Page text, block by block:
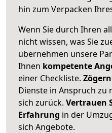
hin zum Verpacken
Wenn Sie durch Ihren
nicht wissen, was Sie
übernehmen unsere
Ihnen kompetente
einer Checkliste.
Dienste in Anspruch zu
sich zurück. Vertrauen
Erfahrung in der
sich Angebote.